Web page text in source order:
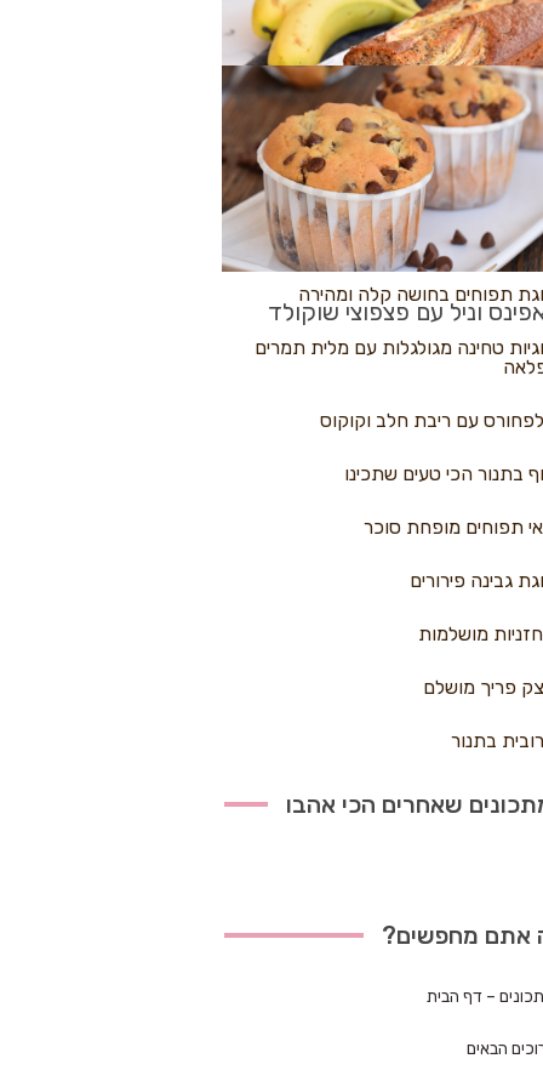
פיצה
בננות
וניל עם פצפוצי שוקולד
נקראים
תפוחים בחושה קלה ומהירה
טחינה מגולגלות עם מלית תמרים
עם ריבת חלב וקוקוס
בתנור הכי טעים שתכינו
תפוחים מופחת סוכר
גבינה פירורים
מושלמות
פריך מושלם
בתנור
שאחרים הכי אהבו
אתם מחפשים?
– דף הבית
הבאים